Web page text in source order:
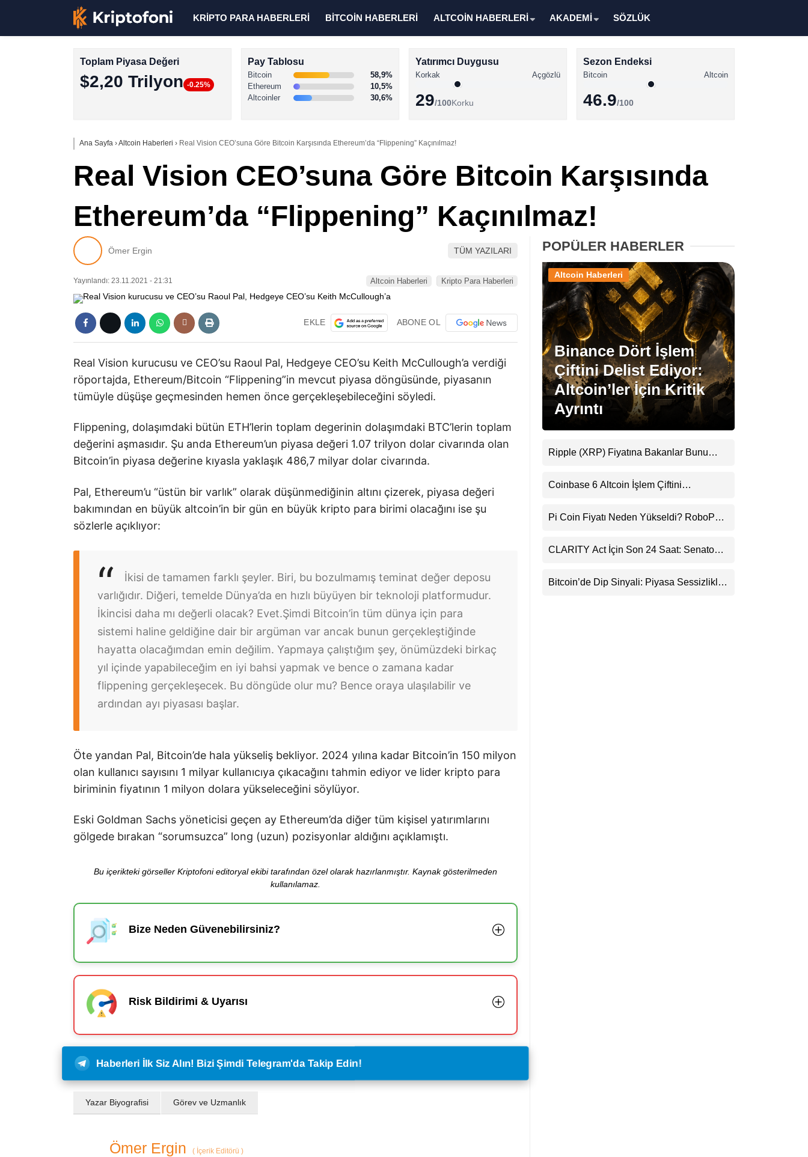
Altcoin Haberleri
XRP Haberleri
Memecoin Haberleri
Stablecoin Haberleri
Facebook
Instagram
LinkedIn
Telegram
KRİPTO PARA HABERLERİ BİTCOİN HABERLERİ ALTCOİN HABERLERİ AKADEMİ SÖZLÜK
Toplam Piyasa Değeri
$2,20 Trilyon -0.25%
Pay Tablosu
Bitcoin
58,9%
Ethereum
10,5%
Altcoinler
30,6%
Yatırımcı Duygusu
Korkak Açgözlü
29/100Korku
Sezon Endeksi
Bitcoin Altcoin
46.9/100
Ana Sayfa ›Altcoin Haberleri › Real Vision CEO’suna Göre Bitcoin Karşısında Ethereum’da “Flippening” Kaçınılmaz!
Real Vision CEO’suna Göre Bitcoin Karşısında
Ethereum’da “Flippening” Kaçınılmaz!
Ömer Ergin TÜM YAZILARI
Yayınlandı: 23.11.2021 - 21:31 Altcoin Haberleri Kripto Para Haberleri
EKLE ABONE OL
Real Vision kurucusu ve CEO’su Raoul Pal, Hedgeye CEO’su Keith McCullough’a verdiği
röportajda, Ethereum/Bitcoin “Flippening”in mevcut piyasa döngüsünde, piyasanın
tümüyle düşüşe geçmesinden hemen önce gerçekleşebileceğini söyledi.
Flippening, dolaşımdaki bütün ETH’lerin toplam degerinin dolaşımdaki BTC’lerin toplam
değerini aşmasıdır. Şu anda Ethereum’un piyasa değeri 1.07 trilyon dolar civarında olan
Bitcoin’in piyasa değerine kıyasla yaklaşık 486,7 milyar dolar civarında.
Pal, Ethereum’u “üstün bir varlık” olarak düşünmediğinin altını çizerek, piyasa değeri
bakımından en büyük altcoin’in bir gün en büyük kripto para birimi olacağını ise şu
sözlerle açıklıyor:
İkisi de tamamen farklı şeyler. Biri, bu bozulmamış teminat değer deposu
varlığıdır. Diğeri, temelde Dünya’da en hızlı büyüyen bir teknoloji platformudur.
İkincisi daha mı değerli olacak? Evet.Şimdi Bitcoin’in tüm dünya için para
sistemi haline geldiğine dair bir argüman var ancak bunun gerçekleştiğinde
hayatta olacağımdan emin değilim. Yapmaya çalıştığım şey, önümüzdeki birkaç
yıl içinde yapabileceğim en iyi bahsi yapmak ve bence o zamana kadar
flippening gerçekleşecek. Bu döngüde olur mu? Bence oraya ulaşılabilir ve
ardından ayı piyasası başlar.
Öte yandan Pal, Bitcoin’de hala yükseliş bekliyor. 2024 yılına kadar Bitcoin’in 150 milyon
olan kullanıcı sayısını 1 milyar kullanıcıya çıkacağını tahmin ediyor ve lider kripto para
biriminin fiyatının 1 milyon dolara yükseleceğini söylüyor.
Eski Goldman Sachs yöneticisi geçen ay Ethereum’da diğer tüm kişisel yatırımlarını
gölgede bırakan “sorumsuzca” long (uzun) pozisyonlar aldığını açıklamıştı.
Bu içerikteki görseller Kriptofoni editoryal ekibi tarafından özel olarak hazırlanmıştır. Kaynak gösterilmeden
kullanılamaz.
Bize Neden Güvenebilirsiniz?
Risk Bildirimi & Uyarısı
Haberleri İlk Siz Alın! Bizi Şimdi Telegram'da Takip Edin!
Yazar Biyografisi Görev ve Uzmanlık
Ömer Ergin ( İçerik Editörü )
POPÜLER HABERLER
Binance Dört İşlem
Çiftini Delist Ediyor:
Altcoin’ler İçin Kritik
Ayrıntı
Altcoin Haberleri
Ripple (XRP) Fiyatına Bakanlar Bunu
Uyarı
Coinbase 6 Altcoin İşlem Çiftini
Pi Coin Fiyatı Neden Yükseldi? RoboPay
Destekledi
CLARITY Act İçin Son 24 Saat: Senato
Beklentisini Bozabilir
Bitcoin’de Dip Sinyali: Piyasa Sessizlikle